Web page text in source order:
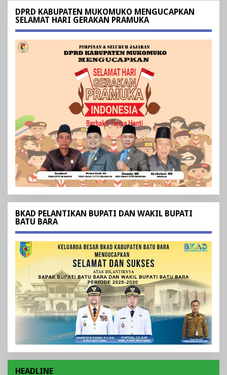
DPRD KABUPATEN MUKOMUKO MENGUCAPKAN
SELAMAT HARI GERAKAN PRAMUKA
BKAD PELANTIKAN BUPATI DAN WAKIL BUPATI
BATU BARA
HEADLINE